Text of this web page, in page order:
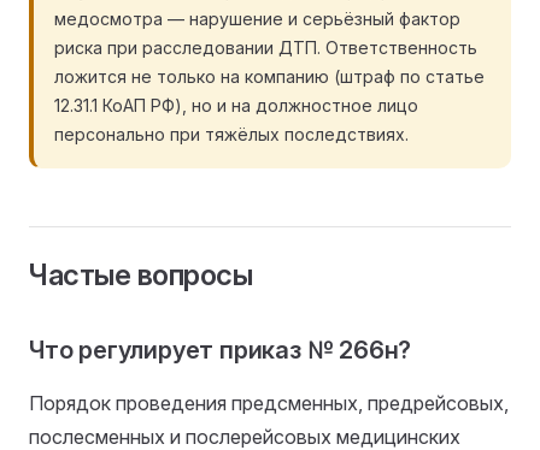
медосмотра — нарушение и серьёзный фактор
риска при расследовании ДТП. Ответственность
ложится не только на компанию (штраф по статье
12.31.1 КоАП РФ), но и на должностное лицо
персонально при тяжёлых последствиях.
Частые вопросы
Что регулирует приказ № 266н?
Порядок проведения предсменных, предрейсовых,
послесменных и послерейсовых медицинских